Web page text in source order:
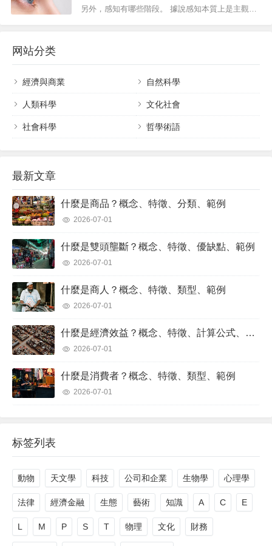
的心理過程。心理學有廣泛的研究領域，因為它從
另外，感知有哪些階段。 據說感知本質上是主觀
网站分类
經濟與商業 自然科學
人類科學 文化社會
社會科學 哲學術語
最新文章
什麼是商品？概念、特徵、分類、範例
2026-07-01
什麼是雙頭壟斷？概念、特徵、優缺點、範例
2026-07-01
什麼是商人？概念、特徵、類型、範例
2026-07-01
什麼是經濟效益？概念、特徵、計算公式、範例
2026-07-01
什麼是消費者？概念、特徵、類型、範例
2026-07-01
标签列表
動物 天文學 科技 公司和企業 生物學 心理學
法律 經濟金融 生態 藝術 知識 A C E
L M P S T 物理 文化 財務